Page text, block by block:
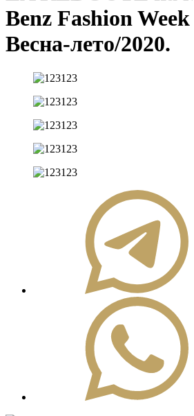
Benz Fashion
Весна-лето/2020.